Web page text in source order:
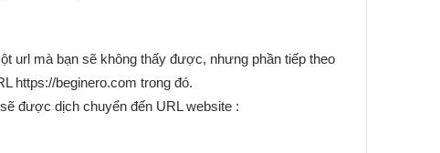
url mà bạn sẽ không thấy được, nhưng phần tiếp theo
https://beginero.com trong đó.
được dịch chuyển đến URL website :